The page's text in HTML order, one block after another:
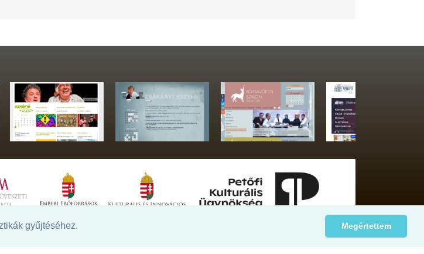
gyűjtéséhez. Megértettem